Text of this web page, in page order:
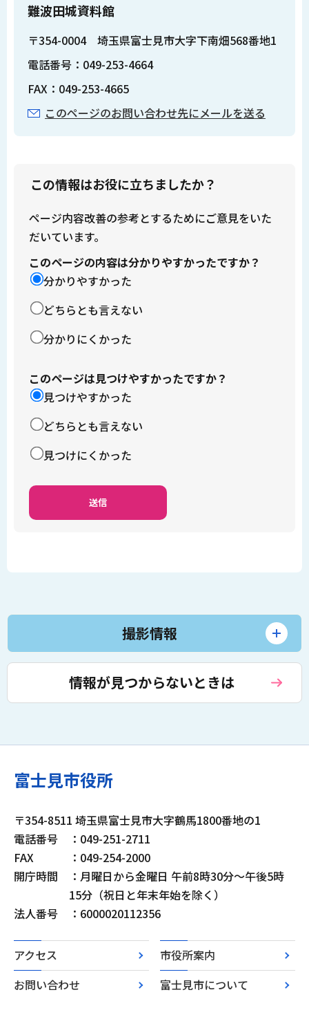
難波田城資料館
〒354-0004 埼玉県富士見市大字下南畑568番地1
電話番号：049-253-4664
FAX：049-253-4665
このページのお問い合わせ先にメールを送る
この情報はお役に立ちましたか？
ページ内容改善の参考とするためにご意見をいた
だいています。
このページの内容は分かりやすかったですか？
分かりやすかった
どちらとも言えない
分かりにくかった
このページは見つけやすかったですか？
見つけやすかった
どちらとも言えない
見つけにくかった
撮影情報
情報が見つからないときは
富士見市役所
〒354-8511 埼玉県富士見市大字鶴馬1800番地の1
電話番号
：049-251-2711
FAX
：049-254-2000
開庁時間
：月曜日から金曜日 午前8時30分～午後5時
15分（祝日と年末年始を除く）
法人番号
：6000020112356
アクセス
市役所案内
お問い合わせ
富士見市について